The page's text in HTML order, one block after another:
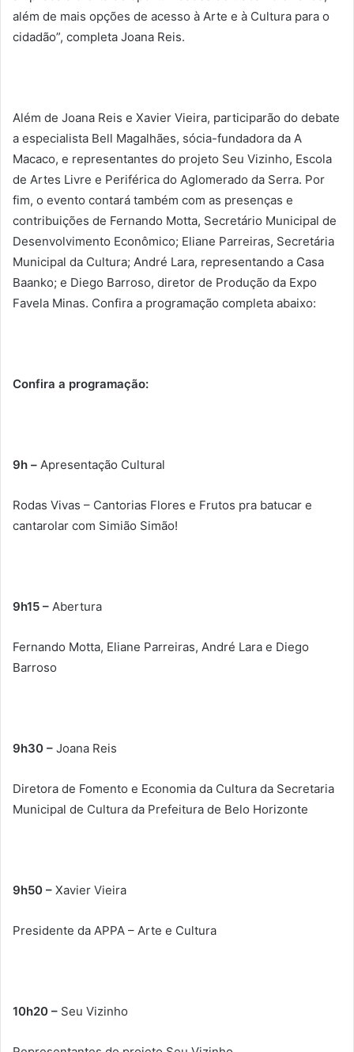
além de mais opções de acesso à Arte e à Cultura para o
cidadão”, completa Joana Reis.
Além de Joana Reis e Xavier Vieira, participarão do debate
a especialista Bell Magalhães, sócia-fundadora da A
Macaco, e representantes do projeto Seu Vizinho, Escola
de Artes Livre e Periférica do Aglomerado da Serra. Por
fim, o evento contará também com as presenças e
contribuições de Fernando Motta, Secretário Municipal de
Desenvolvimento Econômico; Eliane Parreiras, Secretária
Municipal da Cultura; André Lara, representando a Casa
Baanko; e Diego Barroso, diretor de Produção da Expo
Favela Minas. Confira a programação completa abaixo:
Confira a programação:
9h – Apresentação Cultural
Rodas Vivas – Cantorias Flores e Frutos pra batucar e
cantarolar com Simião Simão!
9h15 – Abertura
Fernando Motta, Eliane Parreiras, André Lara e Diego
Barroso
9h30 – Joana Reis
Diretora de Fomento e Economia da Cultura da Secretaria
Municipal de Cultura da Prefeitura de Belo Horizonte
9h50 – Xavier Vieira
Presidente da APPA – Arte e Cultura
10h20 – Seu Vizinho